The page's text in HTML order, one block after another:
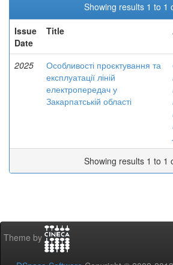
Showing results 1 to 1
Issue
Date
Title
2025
Особливості проєктування та
експлуатації ліній
електропередач у
Закарпатській області
Showing results 1 to 1
Theme by